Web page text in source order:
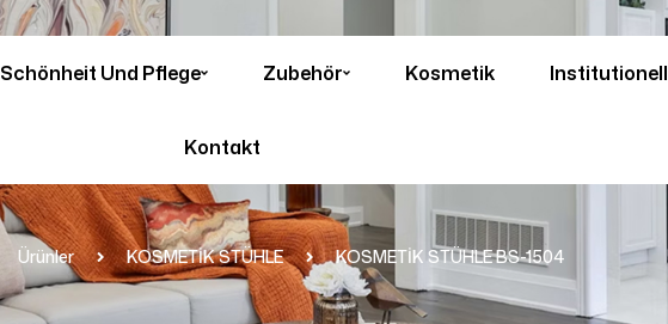
Schönheit Und Pflege Zubehör Kosmetik Institutionell
Kontakt
Ürünler KOSMETİK STÜHLE KOSMETİK STÜHLE BS-1504